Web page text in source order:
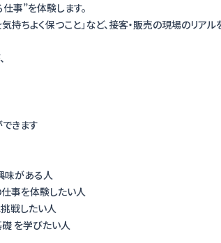
事”を体験します。
持ちよく保つこと」など、接客・販売の現場のリアル
きます
味がある人
事を体験したい人
戦したい人
礎 を学びたい人